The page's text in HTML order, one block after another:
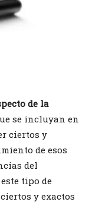
de la
se incluyan en
ciertos y
de esos
del
tipo de
y exactos